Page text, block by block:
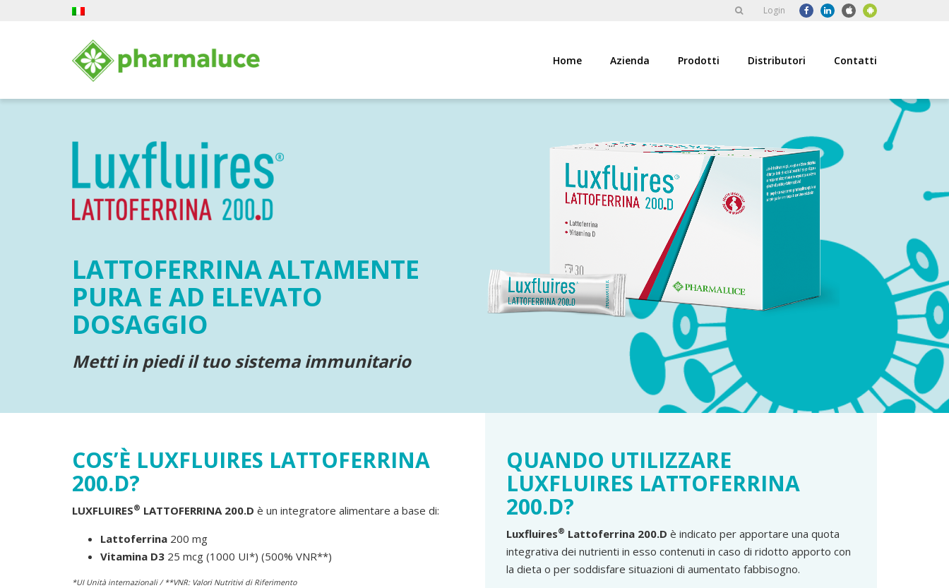
Login
Home Azienda Prodotti Distributori Contatti
LATTOFERRINA ALTAMENTE
PURA E AD ELEVATO
DOSAGGIO
Metti in piedi il tuo sistema immunitario
COS’È LUXFLUIRES LATTOFERRINA
200.D?
LUXFLUIRES® LATTOFERRINA 200.D è un integratore alimentare a base di:
Lattoferrina 200 mg
Vitamina D3 25 mcg (1000 UI*) (500% VNR**)
*UI Unità internazionali / **VNR: Valori Nutritivi di Riferimento
QUANDO UTILIZZARE
LUXFLUIRES LATTOFERRINA
200.D?
Luxfluires® Lattoferrina 200.D è indicato per apportare una quota
integrativa dei nutrienti in esso contenuti in caso di ridotto apporto con
la dieta o per soddisfare situazioni di aumentato fabbisogno.